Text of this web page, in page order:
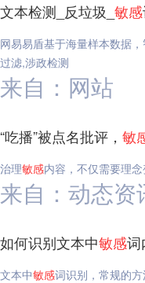
文本检测_反垃圾_ 敏感
网易易盾基于海量样本数据
过滤,涉政检测
来自：网站
“吃播”被点名批评， 敏
治理敏感内容，不仅需要理
来自：动态资
如何识别文本中敏感词
文本中敏感词识别，常规的